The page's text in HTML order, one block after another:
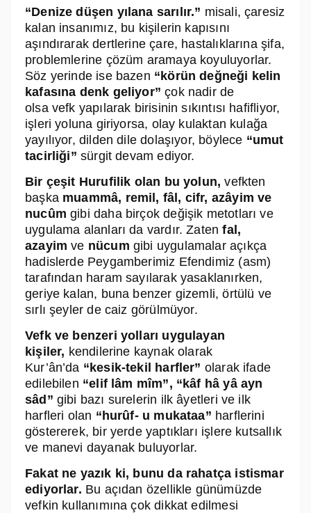
“Denize düşen yılana sarılır.” misali, çaresiz
kalan insanımız, bu kişilerin kapısını
aşındırarak dertlerine çare, hastalıklarına şifa,
problemlerine çözüm aramaya koyuluyorlar.
Söz yerinde ise bazen “körün değneği kelin
kafasına denk geliyor”çok nadir de
olsavefk yapılarak birisinin sıkıntısı hafifliyor,
işleri yoluna giriyorsa, olay kulaktan kulağa
yayılıyor, dilden dile dolaşıyor, böylece “umut
tacirliği” sürgit devam ediyor.
Bir çeşit Hurufilik olan bu yolun,vefkten
başka muammâ, remil, fâl, cifr, azâyim ve
nucûm gibi daha birçok değişik metotları ve
uygulama alanları da vardır. Zatenfal,
azayim ve nücum gibi uygulamalar açıkça
hadislerde Peygamberimiz Efendimiz (asm)
tarafından haram sayılarak yasaklanırken,
geriye kalan, buna benzer gizemli, örtülü ve
sırlı şeyler de caiz görülmüyor.
Vefk ve benzeri yolları uygulayan
kişiler, kendilerine kaynak olarak
Kur’ân’da “kesik-tekil harfler” olarak ifade
edilebilen “elif lâm mîm”, “kâf hâ yâ ayn
sâd” gibi bazı surelerin ilk âyetleri ve ilk
harfleri olan “hurûf- u mukataa” harflerini
göstererek, bir yerde yaptıkları işlere kutsallık
ve manevi dayanak buluyorlar.
Fakat ne yazık ki, bunu da rahatça istismar
ediyorlar. Bu açıdan özellikle günümüzde
vefkin kullanımına çok dikkat edilmesi